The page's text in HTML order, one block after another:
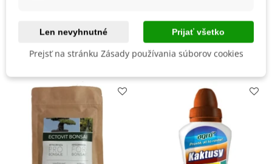
Mohli byste ešte potrebovať
Len nevyhnutné Prijať všetko
Prejsť na stránku Zásady používania súborov cookies